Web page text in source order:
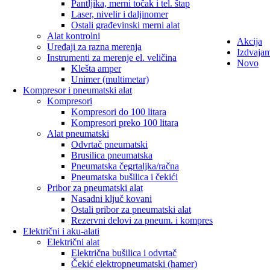
Pantljika, merni točak i tel. štap
Laser, nivelir i daljinomer
Ostali građevinski merni alat
Alat kontrolni
Uređaji za razna merenja
Instrumenti za merenje el. veličina
Klešta amper
Unimer (multimetar)
Kompresor i pneumatski alat
Kompresori
Kompresori do 100 litara
Kompresori preko 100 litara
Alat pneumatski
Odvrtač pneumatski
Brusilica pneumatska
Pneumatska čegrtaljka/račna
Pneumatska bušilica i čekići
Pribor za pneumatski alat
Nasadni ključ kovani
Ostali pribor za pneumatski alat
Rezervni delovi za pneum. i kompres
Električni i aku-alati
Električni alat
Električna bušilica i odvrtač
Čekić elektropneumatski (hamer)
Akcija
Novo